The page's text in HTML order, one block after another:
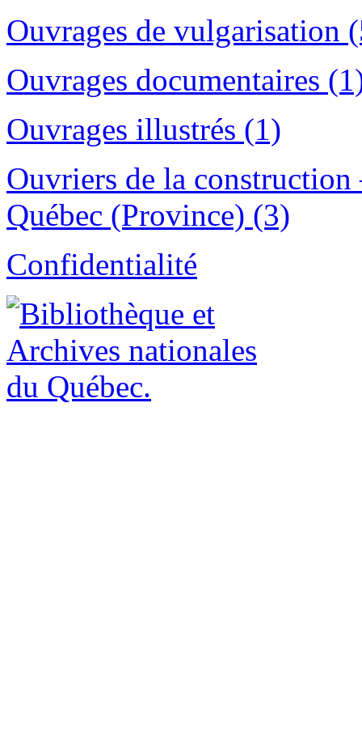
Ouvrages de vulgarisation
Ouvrages documentaires
Ouvrages illustrés (1)
Ouvriers de la
Québec (Province) (3)
Confidentialité